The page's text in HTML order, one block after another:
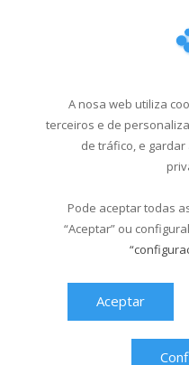
18/
A nosa web utiliza
terceiros e de
de tráfico, e
Pode aceptar todas
“Aceptar” ou
Aceptar